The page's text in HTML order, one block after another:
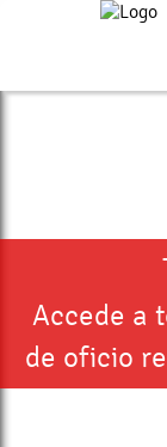
Accede a
de oficio